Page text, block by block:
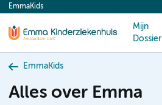
content
EmmaKids
Mijn
Dossier
EmmaKids
Alles over Emma